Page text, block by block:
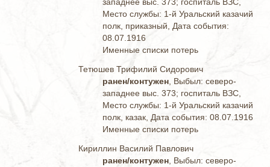
Место службы: 1-й Уральский казачий
полк, приказный, Дата события:
08.07.1916
Именные списки потерь
Тетюшев Трифилий Сидорович
ранен/контужен , Выбыл: северо-
западнее выс. 373; госпиталь ВЗС,
Место службы: 1-й Уральский казачий
полк, казак, Дата события: 08.07.1916
Именные списки потерь
Кириллин Василий Павлович
ранен/контужен , Выбыл: северо-